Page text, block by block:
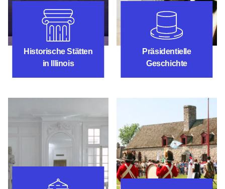
Historische Stätten
in Illinois
Präsidentielle
Geschichte
Präsidentielle
Historische Museen
Historische